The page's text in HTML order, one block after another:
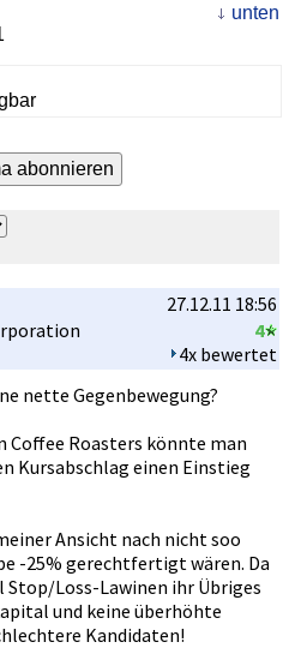
unten
27.12.11 18:56
4
4x bewertet
nette Gegenbeweg­ung?
Coffee Roasters könnte man
Kursabschl­ag einen Einstieg
Ansicht nach nicht soo
-25% gerechtfer­tigt wären. Da
Stop/Loss-­Lawinen ihr Übriges
und keine überhöhte
Kandidaten­!